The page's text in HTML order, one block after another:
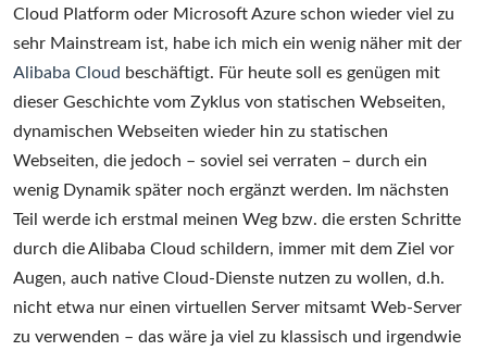
Cloud Platform oder Microsoft Azure schon wieder viel zu
sehr Mainstream ist, habe ich mich ein wenig näher mit der
Alibaba Cloud beschäftigt. Für heute soll es genügen mit
dieser Geschichte vom Zyklus von statischen Webseiten,
dynamischen Webseiten wieder hin zu statischen
Webseiten, die jedoch – soviel sei verraten – durch ein
wenig Dynamik später noch ergänzt werden. Im nächsten
Teil werde ich erstmal meinen Weg bzw. die ersten Schritte
durch die Alibaba Cloud schildern, immer mit dem Ziel vor
Augen, auch native Cloud-Dienste nutzen zu wollen, d.h.
nicht etwa nur einen virtuellen Server mitsamt Web-Server
zu verwenden – das wäre ja viel zu klassisch und irgendwie